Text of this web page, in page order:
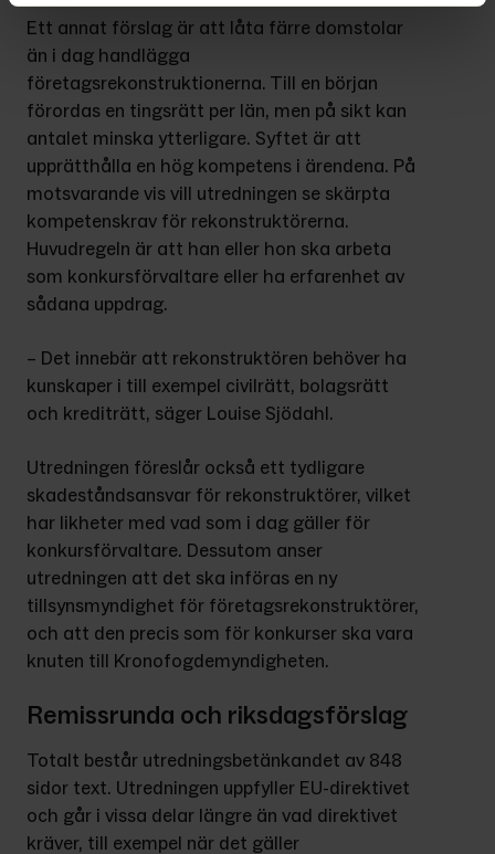
Ett annat förslag är att låta färre domstolar
än i dag handlägga
företagsrekonstruktionerna. Till en början
förordas en tingsrätt per län, men på sikt kan
antalet minska ytterligare. Syftet är att
upprätthålla en hög kompetens i ärendena. På
motsvarande vis vill utredningen se skärpta
kompetenskrav för rekonstruktörerna.
Huvudregeln är att han eller hon ska arbeta
som konkursförvaltare eller ha erfarenhet av
sådana uppdrag.
– Det innebär att rekonstruktören behöver ha
kunskaper i till exempel civilrätt, bolagsrätt
och krediträtt, säger Louise Sjödahl.
Utredningen föreslår också ett tydligare
skadeståndsansvar för rekonstruktörer, vilket
har likheter med vad som i dag gäller för
konkursförvaltare. Dessutom anser
utredningen att det ska införas en ny
tillsynsmyndighet för företagsrekonstruktörer,
och att den precis som för konkurser ska vara
knuten till Kronofogdemyndigheten.
Remissrunda och riksdagsförslag
Totalt består utredningsbetänkandet av 848
sidor text. Utredningen uppfyller EU-direktivet
och går i vissa delar längre än vad direktivet
kräver, till exempel när det gäller